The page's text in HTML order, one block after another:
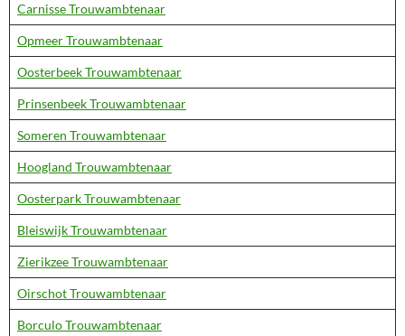
Carnisse Trouwambtenaar
Opmeer Trouwambtenaar
Oosterbeek Trouwambtenaar
Prinsenbeek Trouwambtenaar
Someren Trouwambtenaar
Hoogland Trouwambtenaar
Oosterpark Trouwambtenaar
Bleiswijk Trouwambtenaar
Zierikzee Trouwambtenaar
Oirschot Trouwambtenaar
Borculo Trouwambtenaar